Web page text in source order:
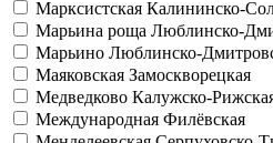
Марксистская Калининско-
Марьина роща Люблинско-
Марьино Люблинско-
Маяковская Замоскворецкая
Медведково Калужско-
Международная Филёвская